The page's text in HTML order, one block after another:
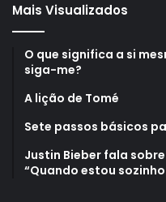
Mais Visualizados
O que significa a si
siga-me?
A lição de Tomé
Sete passos básicos
Justin Bieber fala
“Quando estou